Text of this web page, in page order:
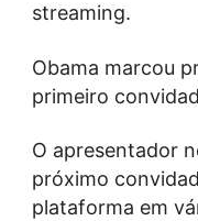
streaming.
Obama marcou
primeiro
O apresentador
próximo
plataforma em